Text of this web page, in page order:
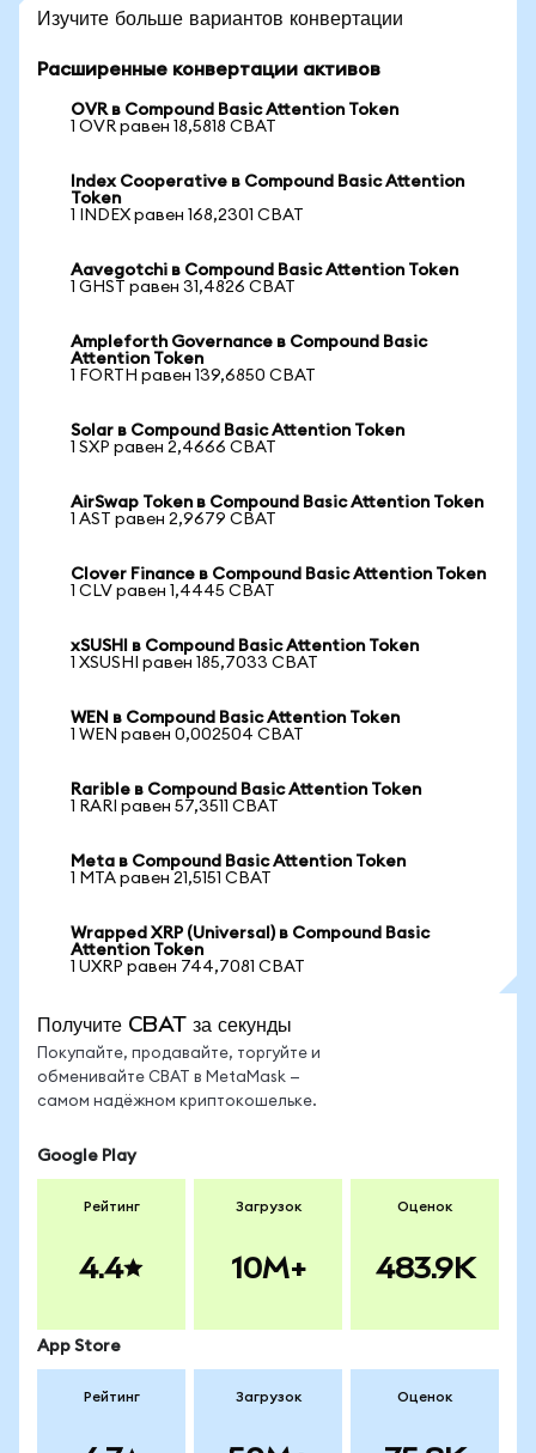
Изучите больше вариантов конвертации
Расширенные конвертации активов
OVR в Compound Basic Attention Token
1 OVR равен 18,5818 CBAT
Index Cooperative в Compound Basic Attention
Token
1 INDEX равен 168,2301 CBAT
Aavegotchi в Compound Basic Attention Token
1 GHST равен 31,4826 CBAT
Ampleforth Governance в Compound Basic
Attention Token
1 FORTH равен 139,6850 CBAT
Solar в Compound Basic Attention Token
1 SXP равен 2,4666 CBAT
AirSwap Token в Compound Basic Attention Token
1 AST равен 2,9679 CBAT
Clover Finance в Compound Basic Attention Token
1 CLV равен 1,4445 CBAT
xSUSHI в Compound Basic Attention Token
1 XSUSHI равен 185,7033 CBAT
WEN в Compound Basic Attention Token
1 WEN равен 0,002504 CBAT
Rarible в Compound Basic Attention Token
1 RARI равен 57,3511 CBAT
Meta в Compound Basic Attention Token
1 MTA равен 21,5151 CBAT
Wrapped XRP (Universal) в Compound Basic
Attention Token
1 UXRP равен 744,7081 CBAT
Получите CBAT за секунды
Покупайте, продавайте, торгуйте и
обменивайте CBAT в MetaMask —
самом надёжном криптокошельке.
Google Play
Рейтинг
4.4
Загрузок
10M+
Оценок
483.9K
App Store
Рейтинг Загрузок Оценок